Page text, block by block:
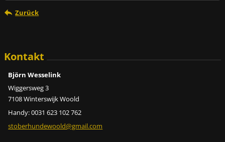
Zurück
Kontakt
Björn Wesselink
Wiggersweg 3
7108 Winterswijk Woold
Handy: 0031 623 102 762
stoberhundewoold@gmail.com